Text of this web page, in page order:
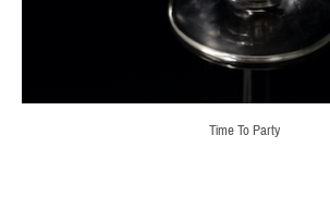
Time To Party